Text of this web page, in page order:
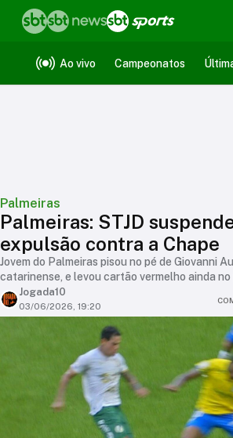
Ao vivo Campeonatos
Palmeiras
Palmeiras: STJD
expulsão contra a Chape
Jovem do Palmeiras pisou no pé de Giovanni
catarinense, e levou cartão vermelho ainda no
Jogada10
03/06/2026, 19:20